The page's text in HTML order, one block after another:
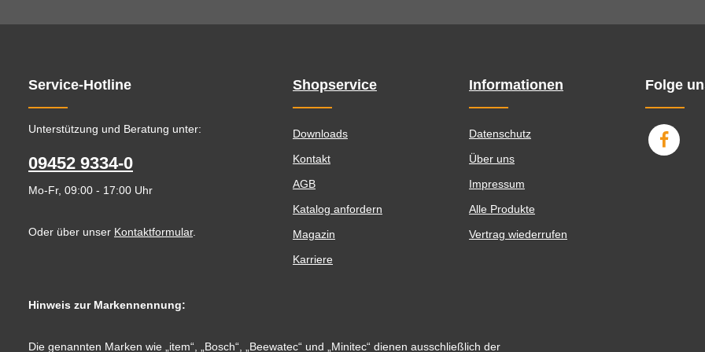
Service-Hotline
Unterstützung und Beratung unter:
09452 9334-0
Mo-Fr, 09:00 - 17:00 Uhr
Oder über unser Kontaktformular.
Shopservice
Downloads
Kontakt
AGB
Katalog anfordern
Magazin
Karriere
Informationen
Datenschutz
Über uns
Impressum
Alle Produkte
Vertrag wiederrufen
Folge
Hinweis zur Markennennung:
Die genannten Marken wie „item“, „Bosch“, „Beewatec“ und „Minitec“ dienen ausschließlich der